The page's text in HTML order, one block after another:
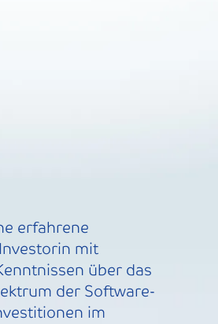
erfahrene
mit
über das
der Software-
im